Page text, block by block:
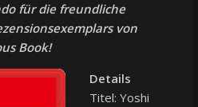
für die freundliche
von
Book!
Details
Titel: Yoshi